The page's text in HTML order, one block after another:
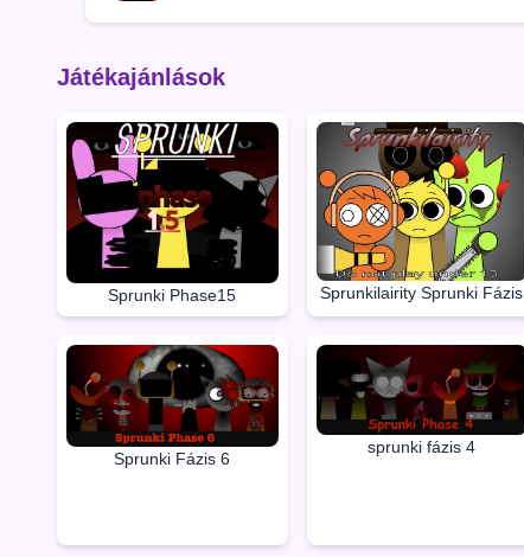
Játékajánlások
Sprunki Phase15 Sprunkilairity Sprunki Fázis
Sprunki Fázis 6
sprunki fázis 4